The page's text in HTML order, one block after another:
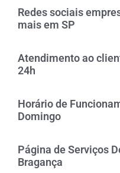
Redes sociais
mais em SP
Atendimento ao
24h
Horário de
Domingo
Página de Serviços
Bragança